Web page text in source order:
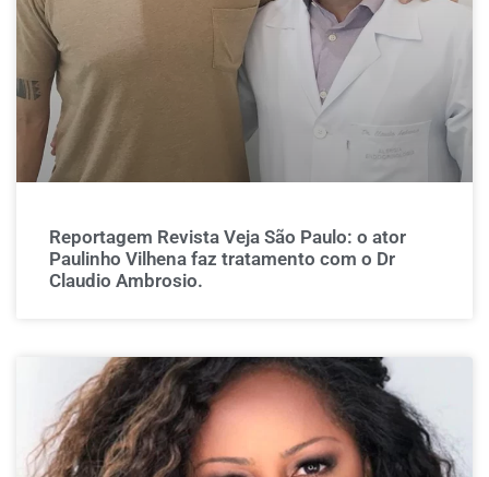
Reportagem Revista Veja São Paulo: o ator
Paulinho Vilhena faz tratamento com o Dr
Claudio Ambrosio.